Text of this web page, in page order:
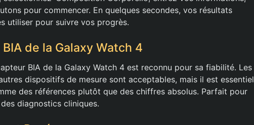
pour commencer. En quelques secondes, vos résultats
utiliser pour suivre vos progrès.
de la Galaxy Watch 4
BIA de la Galaxy Watch 4 est reconnu pour sa fiabilité. Les
dispositifs de mesure sont acceptables, mais il est essentiel
des références plutôt que des chiffres absolus. Parfait pour
diagnostics cliniques.